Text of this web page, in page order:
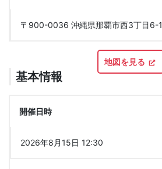
〒900-0036 沖縄県那覇市西3丁目6-1
地図を見る
基本情報
開催日時
2026年8月15日 12:30